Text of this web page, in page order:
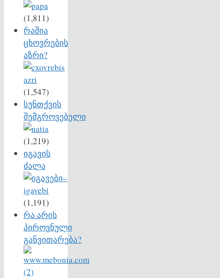
(1,811)
რაშია
ცხოვრების
აზრი?
(1,547)
სუნთქვის
შემგროვებელი
(1,219)
იგავის
ძალა
(1,191)
რა არის
პიროვნული
განვითარება?